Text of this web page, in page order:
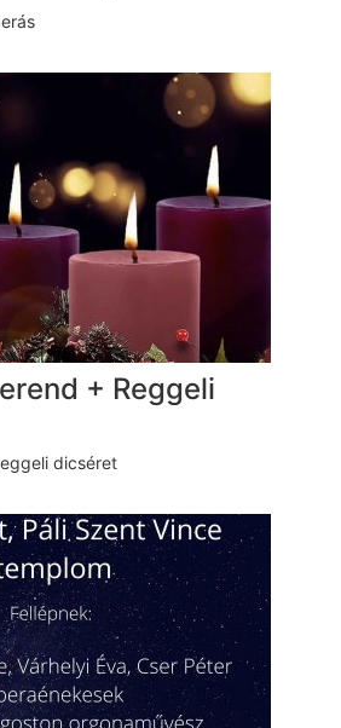
+ Reggeli
dicséret